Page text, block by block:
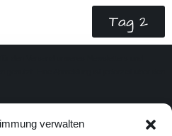
verwalten
Tag 2